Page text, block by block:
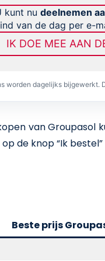
kunt nu deelnemen
van de dag per e-
IK DOE MEE AAN
worden dagelijks bijgewerkt.
van Groupasol
de knop “Ik
Beste prijs